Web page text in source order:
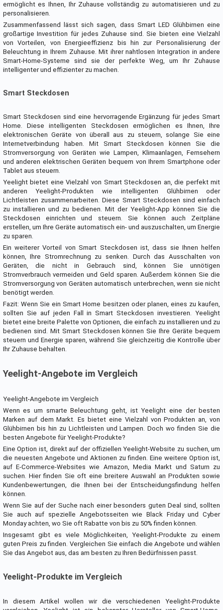
ermöglicht es Ihnen, Ihr Zuhause vollständig zu automatisieren und zu
personalisieren.
Zusammenfassend lässt sich sagen, dass Smart LED Glühbirnen eine
großartige Investition für jedes Zuhause sind. Sie bieten eine Vielzahl
von Vorteilen, von Energieeffizienz bis hin zur Personalisierung der
Beleuchtung in Ihrem Zuhause. Mit ihrer nahtlosen Integration in andere
Smart-Home-Systeme sind sie der perfekte Weg, um Ihr Zuhause
intelligenter und effizienter zu machen.
Smart Steckdosen
Smart Steckdosen sind eine hervorragende Ergänzung für jedes Smart
Home. Diese intelligenten Steckdosen ermöglichen es Ihnen, Ihre
elektronischen Geräte von überall aus zu steuern, solange Sie eine
Internetverbindung haben. Mit Smart Steckdosen können Sie die
Stromversorgung von Geräten wie Lampen, Klimaanlagen, Fernsehern
und anderen elektrischen Geräten bequem von Ihrem Smartphone oder
Tablet aus steuern.
Yeelight bietet eine Vielzahl von Smart Steckdosen an, die perfekt mit
anderen Yeelight-Produkten wie intelligenten Glühbirnen oder
Lichtleisten zusammenarbeiten. Diese Smart Steckdosen sind einfach
zu installieren und zu bedienen. Mit der Yeelight-App können Sie die
Steckdosen einrichten und steuern. Sie können auch Zeitpläne
erstellen, um Ihre Geräte automatisch ein- und auszuschalten, um Energie
zu sparen.
Ein weiterer Vorteil von Smart Steckdosen ist, dass sie Ihnen helfen
können, Ihre Stromrechnung zu senken. Durch das Ausschalten von
Geräten, die nicht in Gebrauch sind, können Sie unnötigen
Stromverbrauch vermeiden und Geld sparen. Außerdem können Sie die
Stromversorgung von Geräten automatisch unterbrechen, wenn sie nicht
benötigt werden.
Fazit: Wenn Sie ein Smart Home besitzen oder planen, eines zu kaufen,
sollten Sie auf jeden Fall in Smart Steckdosen investieren. Yeelight
bietet eine breite Palette von Optionen, die einfach zu installieren und zu
bedienen sind. Mit Smart Steckdosen können Sie Ihre Geräte bequem
steuern und Energie sparen, während Sie gleichzeitig die Kontrolle über
Ihr Zuhause behalten.
Yeelight-Angebote im Vergleich
Yeelight-Angebote im Vergleich
Wenn es um smarte Beleuchtung geht, ist Yeelight eine der besten
Marken auf dem Markt. Es bietet eine Vielzahl von Produkten an, von
Glühbirnen bis hin zu Lichtleisten und Lampen. Doch wo finden Sie die
besten Angebote für Yeelight-Produkte?
Eine Option ist, direkt auf der offiziellen Yeelight-Website zu suchen, um
die neuesten Angebote und Aktionen zu finden. Eine weitere Option ist,
auf E-Commerce-Websites wie Amazon, Media Markt und Saturn zu
suchen. Hier finden Sie oft eine breitere Auswahl an Produkten sowie
Kundenbewertungen, die Ihnen bei der Entscheidungsfindung helfen
können.
Wenn Sie auf der Suche nach einer besonders guten Deal sind, sollten
Sie auch auf spezielle Angebotsseiten wie Black Friday und Cyber
Monday achten, wo Sie oft Rabatte von bis zu 50% finden können.
Insgesamt gibt es viele Möglichkeiten, Yeelight-Produkte zu einem
guten Preis zu finden. Vergleichen Sie einfach die Angebote und wählen
Sie das Angebot aus, das am besten zu Ihren Bedürfnissen passt.
Yeelight-Produkte im Vergleich
In diesem Artikel wollen wir die verschiedenen Yeelight-Produkte